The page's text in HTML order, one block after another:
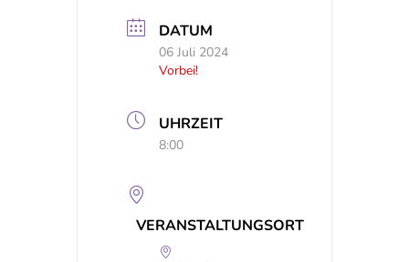
DATUM
06 Juli 2024
Vorbei!
UHRZEIT
8:00
VERANSTALTUNGSORT